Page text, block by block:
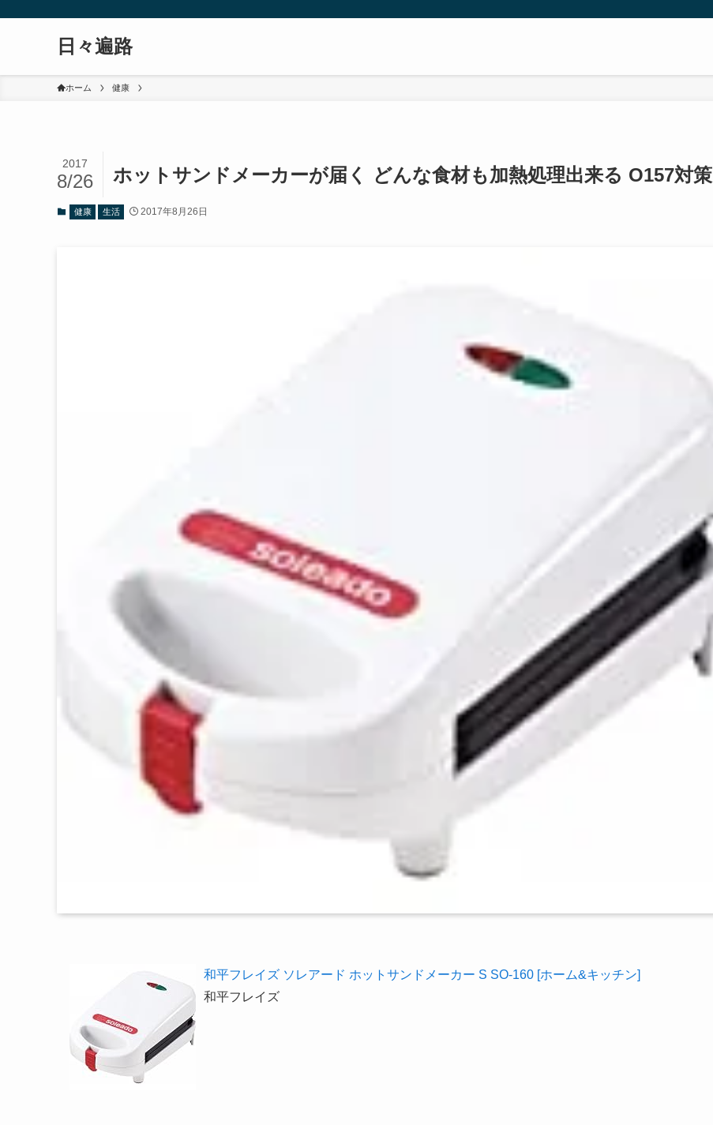
日々遍路
ホーム 健康
ホットサンドメーカーが届く どんな食材も加熱処理出来る O157対策
2017
8/26
健康 生活 2017年8月26日
和平フレイズ ソレアード ホットサンドメーカー S SO-160 [ホーム&キッチン]
和平フレイズ